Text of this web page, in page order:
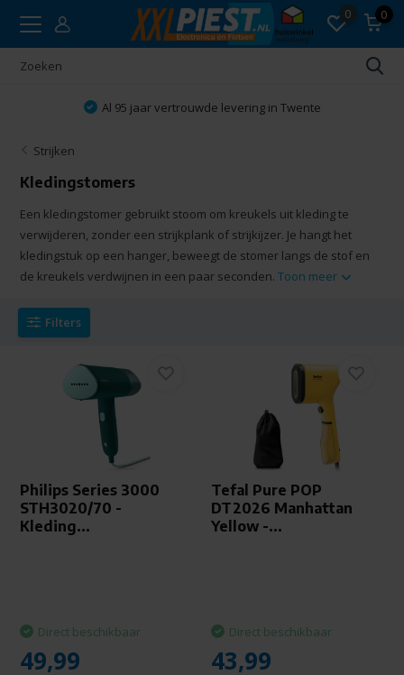
0 0
Vakkundig advies
Strijken
Kledingstomers
Een kledingstomer gebruikt stoom om kreukels uit kleding te
verwijderen, zonder een strijkplank of strijkijzer. Je hangt het
kledingstuk op een hanger, beweegt de stomer langs de stof en
de kreukels verdwijnen in een paar seconden.Toon meer
Filters
Philips Series 3000
STH3020/70 -
Kleding...
Direct beschikbaar
49,99
Tefal Pure POP
DT2026 Manhattan
Yellow -...
Direct beschikbaar
43,99